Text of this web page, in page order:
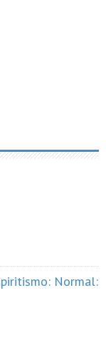
Normal: